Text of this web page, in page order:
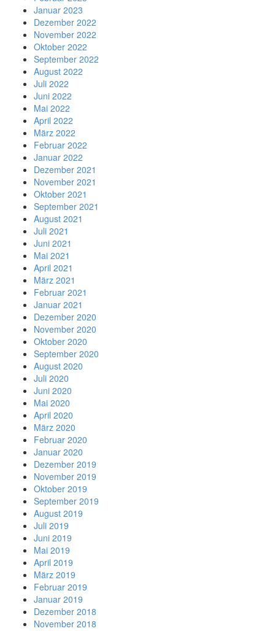
Januar 2023
Dezember 2022
November 2022
Oktober 2022
September 2022
August 2022
Juli 2022
Juni 2022
Mai 2022
April 2022
März 2022
Februar 2022
Januar 2022
Dezember 2021
November 2021
Oktober 2021
September 2021
August 2021
Juli 2021
Juni 2021
Mai 2021
April 2021
März 2021
Februar 2021
Januar 2021
Dezember 2020
November 2020
Oktober 2020
September 2020
August 2020
Juli 2020
Juni 2020
Mai 2020
April 2020
März 2020
Februar 2020
Januar 2020
Dezember 2019
November 2019
Oktober 2019
September 2019
August 2019
Juli 2019
Juni 2019
Mai 2019
April 2019
März 2019
Februar 2019
Januar 2019
Dezember 2018
November 2018